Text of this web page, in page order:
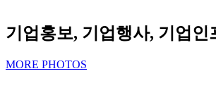
기업홍보, 기업행사, 기업인
MORE PHOTOS